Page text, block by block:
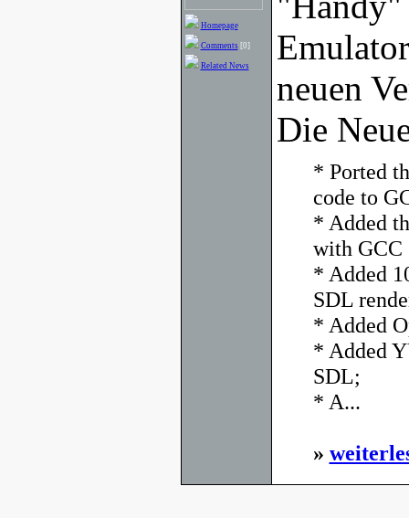
Homepage
Comments [0]
Related News
neuen
Die
* Ported
code to
* Added
with GCC
* Added
SDL
* Added
* Added
SDL;
* A...
»